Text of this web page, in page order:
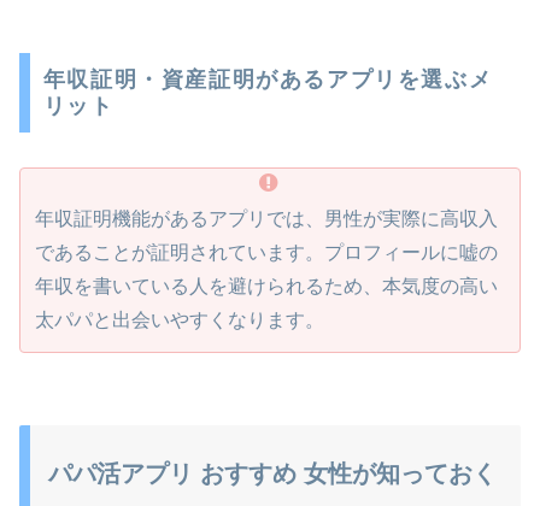
年収証明・資産証明があるアプリを選ぶメ
リット
年収証明機能があるアプリでは、男性が実際に高収入
であることが証明されています。プロフィールに嘘の
年収を書いている人を避けられるため、本気度の高い
太パパと出会いやすくなります。
パパ活アプリ おすすめ 女性が知っておく